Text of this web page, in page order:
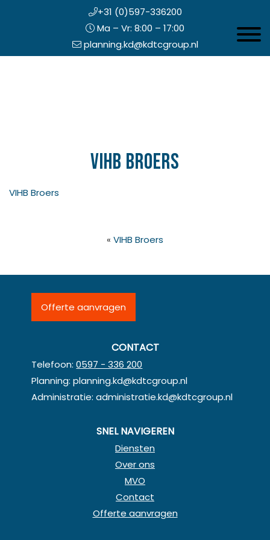
+31 (0)597-336200
Ma – Vr: 8:00 – 17:00
planning.kd@kdtcgroup.nl
VIHB Broers
VIHB Broers
« VIHB Broers
Offerte aanvragen
CONTACT
Telefoon:0597 - 336 200
Planning:planning.kd@kdtcgroup.nl
Administratie:administratie.kd@kdtcgroup.nl
SNEL NAVIGEREN
Diensten
Over ons
MVO
Contact
Offerte aanvragen